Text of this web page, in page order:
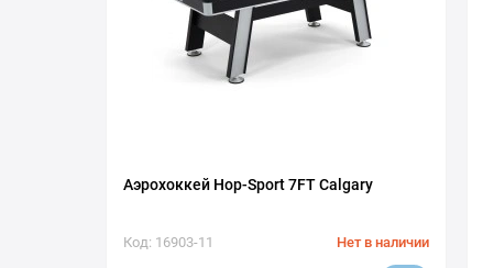
Аэрохоккей Hop-Sport 7FT Calgary
Код: 16903-11 Нет в наличии